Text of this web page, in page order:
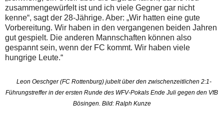
zusammengewürfelt ist und ich viele Gegner gar nicht
kenne“, sagt der 28-Jährige. Aber: „Wir hatten eine gute
Vorbereitung. Wir haben in den vergangenen beiden Jahren
gut gespielt. Die anderen Mannschaften können also
gespannt sein, wenn der FC kommt. Wir haben viele
hungrige Leute.“
Leon Oeschger (FC Rottenburg) jubelt über den zwischenzeitlichen 2:1-
Führungstreffer in der ersten Runde des WFV-Pokals Ende Juli gegen den VfB
Bösingen. Bild: Ralph Kunze